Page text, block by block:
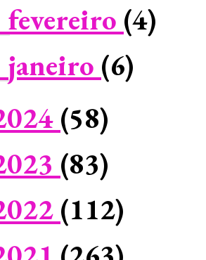
fevereiro (4)
janeiro (6)
(58)
(83)
(112)